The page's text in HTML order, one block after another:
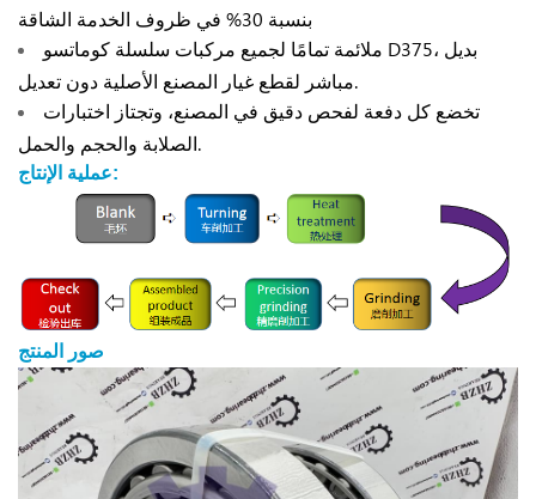
بنسبة 30% في ظروف الخدمة الشاقة
ملائمة تمامًا لجميع مركبات سلسلة كوماتسو D375، بديل
تخضع كل دفعة لفحص دقيق في المصنع، وتجتاز اختبارات
عملية الإنتاج:
صور المنتج